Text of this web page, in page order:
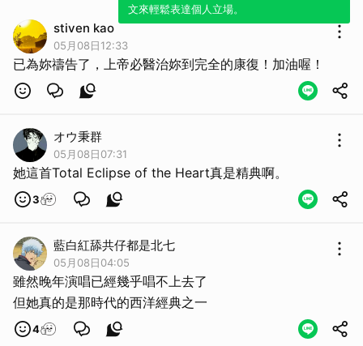
文來輕鬆表達個人立場。
stiven kao
05月08日12:33
已為妳禱告了，上帝必醫治妳到完全的康復！加油喔！
オウ秉群
05月08日07:31
她這首Total Eclipse of the Heart真是精典啊。
3
藍白紅舔共仔都是北七
05月08日04:05
雖然晚年演唱已經幾乎唱不上去了
但她真的是那時代的西洋經典之一
4 取消